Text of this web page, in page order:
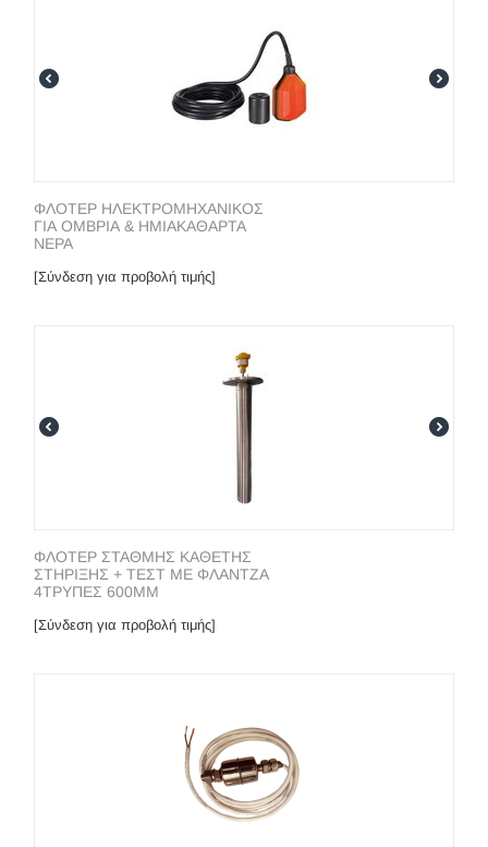
ΦΛΟΤΕΡ ΗΛΕΚΤΡΟΜΗΧΑΝΙΚΟΣ
ΓΙΑ ΟΜΒΡΙΑ & ΗΜΙΑΚΑΘΑΡΤΑ
ΝΕΡΑ
[Σύνδεση για προβολή τιμής]
ΦΛΟΤΕΡ ΣΤΑΘΜΗΣ ΚΑΘΕΤΗΣ
ΣΤΗΡΙΞΗΣ + ΤΕΣΤ ΜΕ ΦΛΑΝΤΖΑ
4ΤΡΥΠΕΣ 600ΜΜ
[Σύνδεση για προβολή τιμής]